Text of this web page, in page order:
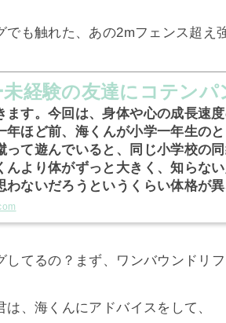
でも触れた、あの2mフェンス超え
経験の友達にコテンパ
ます。今回は、身体や心の成長速
年ほど前、海くんが小学一年生の
って遊んでいると、同じ小学校の同
んより体がずっと大きく、知らな
わないだろうというくらい体格が異
してるの？まず、ワンバウンドリ
は、海くんにアドバイスをして、